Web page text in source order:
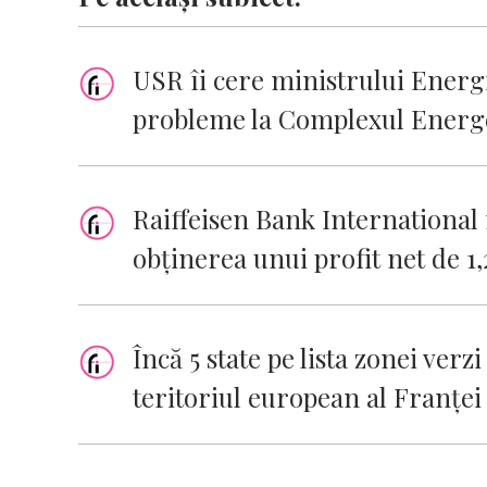
USR îi cere ministrului
probleme la Complexul
Raiffeisen Bank
obţinerea unui profit net de
Încă 5 state pe lista zonei
teritoriul european al Franţei